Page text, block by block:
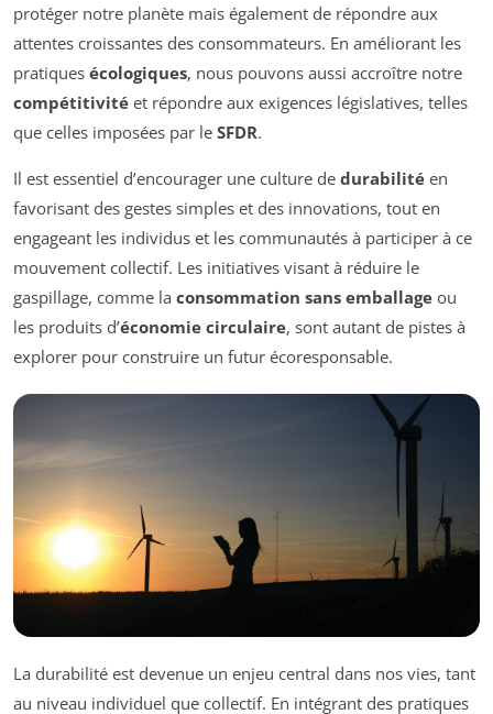
protéger notre planète mais également de répondre aux
attentes croissantes des consommateurs. En améliorant les
pratiques écologiques, nous pouvons aussi accroître notre
compétitivité et répondre aux exigences législatives, telles
que celles imposées par le SFDR.
Il est essentiel d’encourager une culture de durabilité en
favorisant des gestes simples et des innovations, tout en
engageant les individus et les communautés à participer à ce
mouvement collectif. Les initiatives visant à réduire le
gaspillage, comme la consommation sans emballage ou
les produits d’économie circulaire, sont autant de pistes à
explorer pour construire un futur écoresponsable.
La durabilité est devenue un enjeu central dans nos vies, tant
au niveau individuel que collectif. En intégrant des pratiques